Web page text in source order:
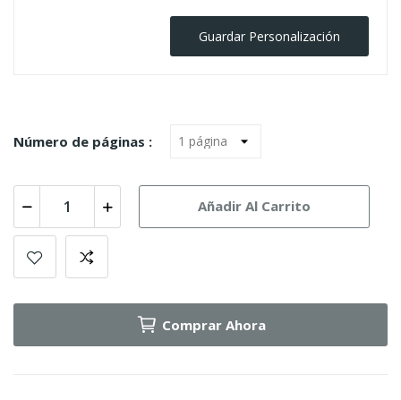
Guardar Personalización
Número de páginas :
Añadir Al Carrito
Comprar Ahora